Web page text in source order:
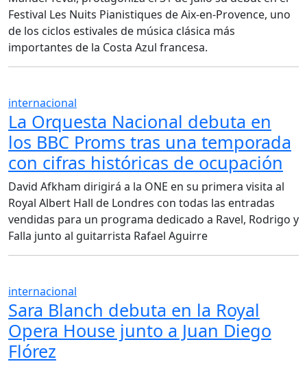
Festival Les Nuits Pianistiques de Aix-en-Provence, uno
de los ciclos estivales de música clásica más
importantes de la Costa Azul francesa.
internacional
La Orquesta Nacional debuta en
los BBC Proms tras una temporada
con cifras históricas de ocupación
David Afkham dirigirá a la ONE en su primera visita al
Royal Albert Hall de Londres con todas las entradas
vendidas para un programa dedicado a Ravel, Rodrigo y
Falla junto al guitarrista Rafael Aguirre
internacional
Sara Blanch debuta en la Royal
Opera House junto a Juan Diego
Flórez